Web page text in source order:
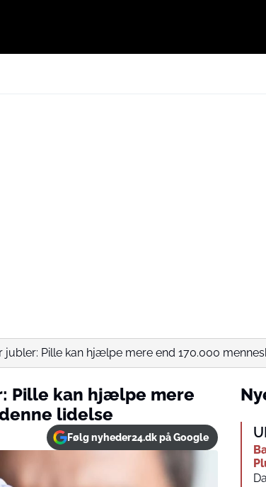
Pille kan hjælpe mere end 170.000
Pille kan hjælpe mere
lidelse
Følg nyheder24.dk på Google